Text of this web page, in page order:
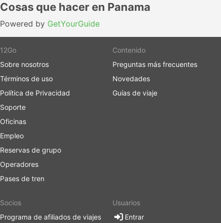
Cosas que hacer en Panama
Powered by GetYourGuide
12Go
Sobre nosotros
Términos de uso
Política de Privacidad
Soporte
Oficinas
Empleo
Reservas de grupo
Operadores
Pases de tren
Contenido
Preguntas más frecuentes
Novedades
Guías de viaje
Socios
Programa de afiliados de viajes
Usuarios
Entrar